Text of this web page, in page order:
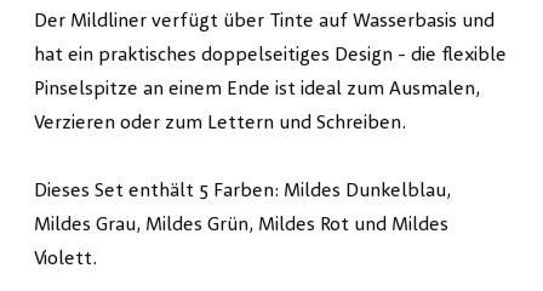
Der Mildliner verfügt über Tinte auf Wasserbasis und
hat ein praktisches doppelseitiges Design - die flexible
Pinselspitze an einem Ende ist ideal zum Ausmalen,
Verzieren oder zum Lettern und Schreiben.
Dieses Set enthält 5 Farben: Mildes Dunkelblau,
Mildes Grau, Mildes Grün, Mildes Rot und Mildes
Violett.